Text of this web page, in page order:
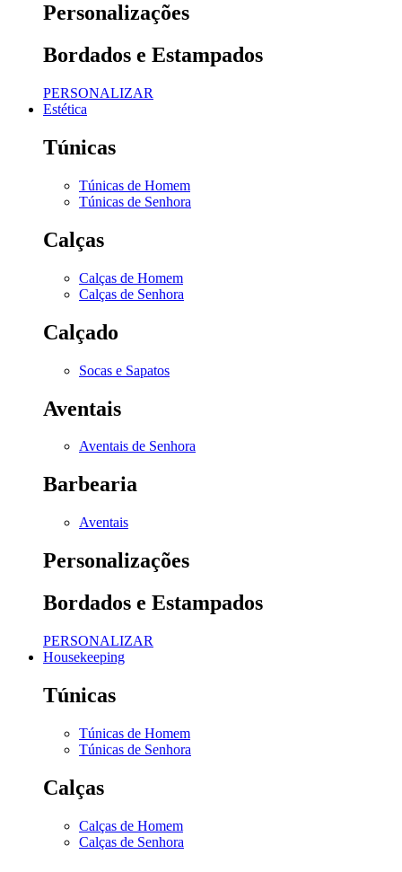
Personalizações
Bordados e Estampados
PERSONALIZAR
Estética
Túnicas
Túnicas de Homem
Túnicas de Senhora
Calças
Calças de Homem
Calças de Senhora
Calçado
Socas e Sapatos
Aventais
Aventais de Senhora
Barbearia
Aventais
Personalizações
Bordados e Estampados
PERSONALIZAR
Housekeeping
Túnicas
Túnicas de Homem
Túnicas de Senhora
Calças
Calças de Homem
Calças de Senhora